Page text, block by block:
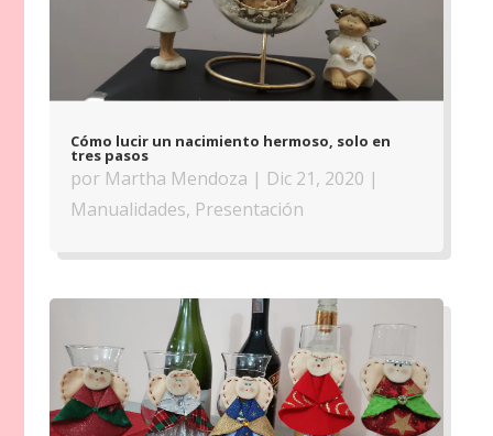
Cómo lucir un nacimiento hermoso, solo en
tres pasos
por Martha Mendoza | Dic 21, 2020 |
Manualidades, Presentación